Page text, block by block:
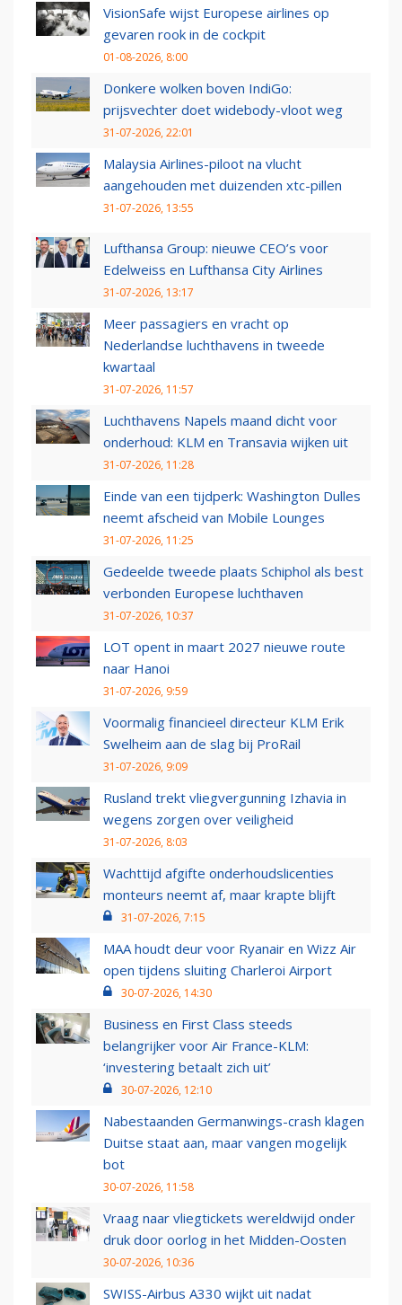
VisionSafe wijst Europese airlines op
gevaren rook in de cockpit
01-08-2026, 8:00
Donkere wolken boven IndiGo:
prijsvechter doet widebody-vloot weg
31-07-2026, 22:01
Malaysia Airlines-piloot na vlucht
aangehouden met duizenden xtc-pillen
31-07-2026, 13:55
Lufthansa Group: nieuwe CEO’s voor
Edelweiss en Lufthansa City Airlines
31-07-2026, 13:17
Meer passagiers en vracht op
Nederlandse luchthavens in tweede
kwartaal
31-07-2026, 11:57
Luchthavens Napels maand dicht voor
onderhoud: KLM en Transavia wijken uit
31-07-2026, 11:28
Einde van een tijdperk: Washington Dulles
neemt afscheid van Mobile Lounges
31-07-2026, 11:25
Gedeelde tweede plaats Schiphol als best
verbonden Europese luchthaven
31-07-2026, 10:37
LOT opent in maart 2027 nieuwe route
naar Hanoi
31-07-2026, 9:59
Voormalig financieel directeur KLM Erik
Swelheim aan de slag bij ProRail
31-07-2026, 9:09
Rusland trekt vliegvergunning Izhavia in
wegens zorgen over veiligheid
31-07-2026, 8:03
Wachttijd afgifte onderhoudslicenties
monteurs neemt af, maar krapte blijft
31-07-2026, 7:15
MAA houdt deur voor Ryanair en Wizz Air
open tijdens sluiting Charleroi Airport
30-07-2026, 14:30
Business en First Class steeds
belangrijker voor Air France-KLM:
‘investering betaalt zich uit’
30-07-2026, 12:10
Nabestaanden Germanwings-crash klagen
Duitse staat aan, maar vangen mogelijk
bot
30-07-2026, 11:58
Vraag naar vliegtickets wereldwijd onder
druk door oorlog in het Midden-Oosten
30-07-2026, 10:36
SWISS-Airbus A330 wijkt uit nadat